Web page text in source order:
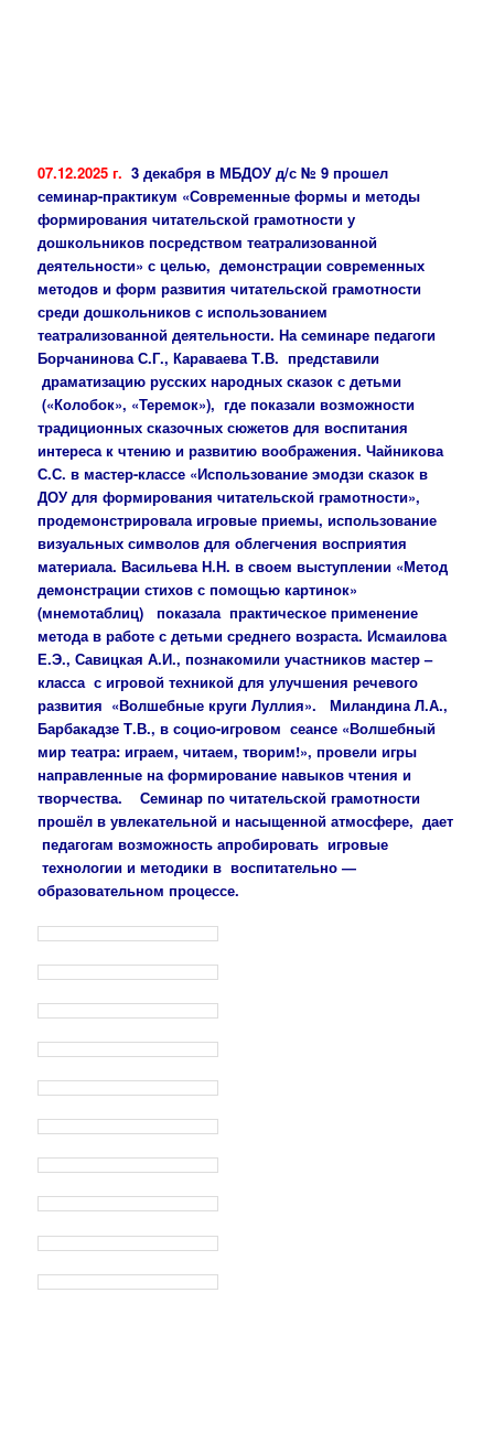
07.12.2025 г.3 декабря в МБДОУ д/с № 9 прошел
семинар-практикум «Современные формы и методы
формирования читательской грамотности у
дошкольников посредством театрализованной
деятельности» с целью, демонстрации современных
методов и форм развития читательской грамотности
среди дошкольников с использованием
театрализованной деятельности. На семинаре педагоги
Борчанинова С.Г., Караваева Т.В. представили
драматизацию русских народных сказок с детьми
(«Колобок», «Теремок»), где показали возможности
традиционных сказочных сюжетов для воспитания
интереса к чтению и развитию воображения. Чайникова
С.С. в мастер-классе «Использование эмодзи сказок в
ДОУ для формирования читательской грамотности»,
продемонстрировала игровые приемы, использование
визуальных символов для облегчения восприятия
материала. Васильева Н.Н. в своем выступлении «Метод
демонстрации стихов с помощью картинок»
(мнемотаблиц) показала практическое применение
метода в работе с детьми среднего возраста. Исмаилова
Е.Э., Савицкая А.И., познакомили участников мастер –
класса с игровой техникой для улучшения речевого
развития «Волшебные круги Луллия». Миландина Л.А.,
Барбакадзе Т.В., в социо-игровом сеансе «Волшебный
мир театра: играем, читаем, творим!», провели игры
направленные на формирование навыков чтения и
творчества. Семинар по читательской грамотности
прошёл в увлекательной и насыщенной атмосфере, дает
педагогам возможность апробировать игровые
технологии и методики в воспитательно —
образовательном процессе.